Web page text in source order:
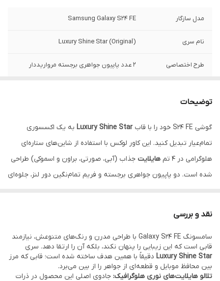
مدل سازگار Samsung Galaxy S24 FE
نام سری Luxury Shine Star (Original)
طرح اختصاصی ۲ عدد پاپیون جواهری برجسته مرواریددار
متریال بدنه TPU شفاف ضد شوک و ضد زردی
توضیحات
گوشی S24 FE خود را با قاب Luxury Shine Star به یک اکسسوری
تمام‌عیار تبدیل کنید. این کاور لوکس با استفاده از شاین‌های ستاره‌ای
هلوگرامی در ۴ تم
هایلایت جذاب (آبی، صورتی، براون و اسموکی) طراحی
شده است. دو پاپیون جواهری برجسته و فریم تمام‌نگین دور لنز، جلوه‌ای
و اقساط از ترب پی و اسنپ پی و دیجی پی
نقد و بررسی
سامسونگ Galaxy S24 FE با طراحی مدرن و رنگ‌های متنوعش، نیازمند
قابی است که این زیبایی را پنهان نکند، بلکه آن را ارتقا دهد. سری
Luxury Shine Star دقیقاً با همین هدف ساخته شده است؛ قابی که مرز
بین محافظ موبایل و قطعه‌ای از جواهر را از بین می‌برد.
تلالو هایلایت‌های نوری هلوگرافیک: جادوی اصلی این محصول در ذرات